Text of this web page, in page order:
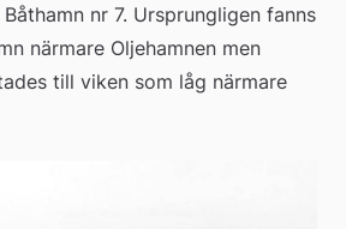
nr 7. Ursprungligen fanns
närmare Oljehamnen men
till viken som låg närmare